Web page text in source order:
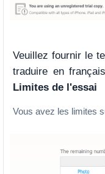
Veuillez fournir le
traduire en
Limites de l'essai
Vous avez les limites